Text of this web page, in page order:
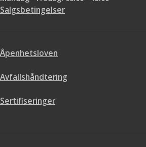
ruller du trenger. Vi hjelper deg
gjerne med utregningen.
Salgsbetingelser
Åpenhetsloven
Avfallshåndtering
Sertifiseringer